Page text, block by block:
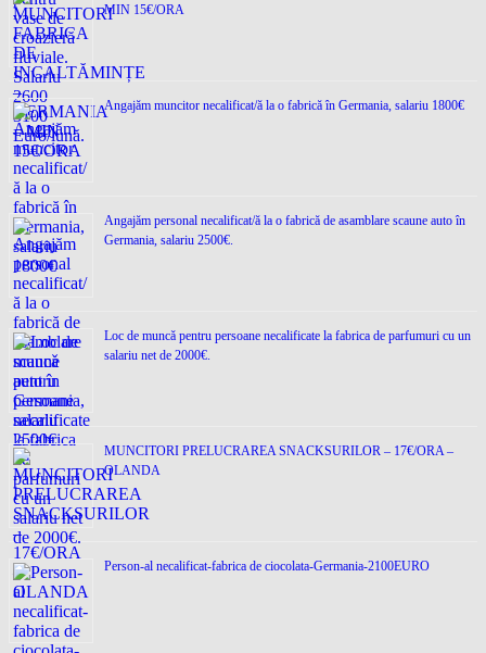
MIN 15€/ORA
Angajăm muncitor necalificat/ă la o fabrică în Germania, salariu 1800€
Angajăm personal necalificat/ă la o fabrică de asamblare scaune auto în
Germania, salariu 2500€.
Loc de muncǎ pentru persoane necalificate la fabrica de parfumuri cu un
salariu net de 2000€.
MUNCITORI PRELUCRAREA SNACKSURILOR – 17€/ORA –
OLANDA
Person-al necalificat-fabrica de ciocolata-Germania-2100EURO